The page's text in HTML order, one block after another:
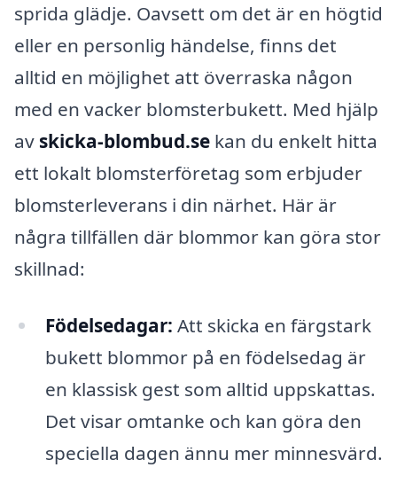
sprida glädje. Oavsett om det är en högtid
eller en personlig händelse, finns det
alltid en möjlighet att överraska någon
med en vacker blomsterbukett. Med hjälp
av skicka-blombud.se kan du enkelt hitta
ett lokalt blomsterföretag som erbjuder
blomsterleverans i din närhet. Här är
några tillfällen där blommor kan göra stor
skillnad:
Födelsedagar: Att skicka en färgstark
bukett blommor på en födelsedag är
en klassisk gest som alltid uppskattas.
Det visar omtanke och kan göra den
speciella dagen ännu mer minnesvärd.